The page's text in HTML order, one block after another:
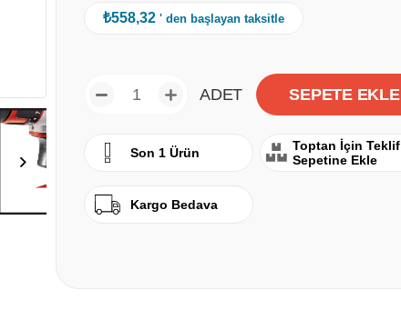
₺558,32 ' den başlayan taksitle
ADET
Son 1 Ürün
Toptan İçin Teklif
Sepetine Ekle
Kargo Bedava